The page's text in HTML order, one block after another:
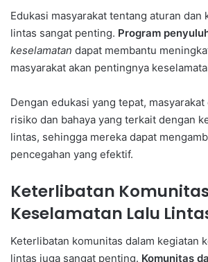
Edukasi masyarakat tentang aturan dan
lintas sangat penting. Program
keselamatan dapat membantu
masyarakat akan pentingnya
Dengan edukasi yang tepat, masyarakat
risiko dan bahaya yang terkait dengan
lintas, sehingga mereka dapat
pencegahan yang efektif.
Keterlibatan
Keselamatan Lalu
Keterlibatan komunitas dalam kegiatan
lintas juga sangat penting. Komunitas